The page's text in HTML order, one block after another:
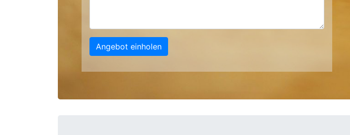
Angebot einholen